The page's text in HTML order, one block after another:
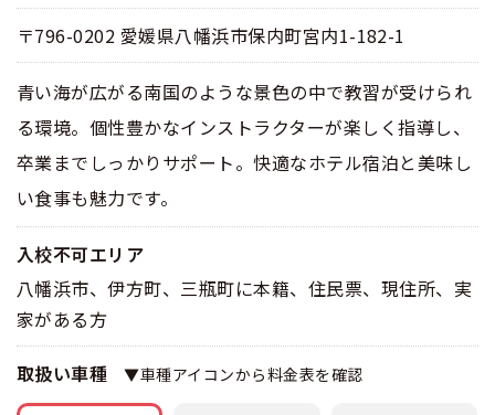
〒796-0202 愛媛県八幡浜市保内町宮内1-182-1
青い海が広がる南国のような景色の中で教習が受けられ
る環境。個性豊かなインストラクターが楽しく指導し、
卒業までしっかりサポート。快適なホテル宿泊と美味し
い食事も魅力です。
入校不可エリア
八幡浜市、伊方町、三瓶町に本籍、住民票、現住所、実
家がある方
取扱い車種 ▼車種アイコンから料金表を確認